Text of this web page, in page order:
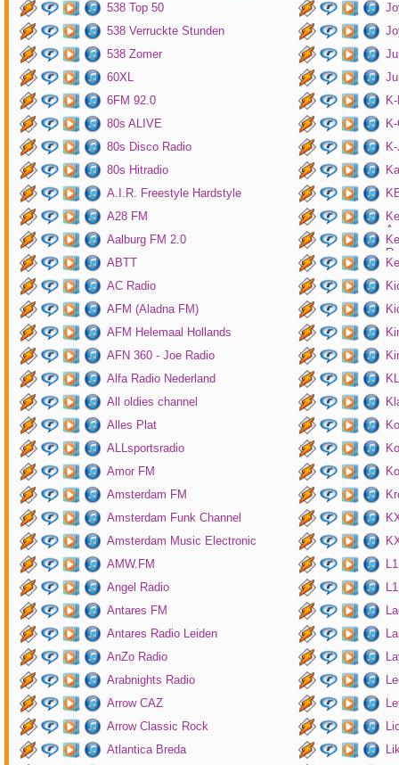
538 Top 50
538 Verruckte Stunden
538 Zomer
60XL
6FM 92.0
80s ALIVE
80s Disco Radio
80s Hitradio
A.I.R. Freestyle Hardstyle
A28 FM
Aalburg FM 2.0
ABTT
AC Radio
AFM (Aladna FM)
AFM Helemaal Hollands
AFN 360 - Joe Radio
Alfa Radio Nederland
All oldies channel
Alles Plat
ALLsportsradio
Amor FM
Amsterdam FM
Amsterdam Funk Channel
Amsterdam Music Electronic
AMW.FM
Angel Radio
Antares FM
Antares Radio Leiden
AnZo Radio
Arabnights Radio
Arrow CAZ
Arrow Classic Rock
Atlantica Breda